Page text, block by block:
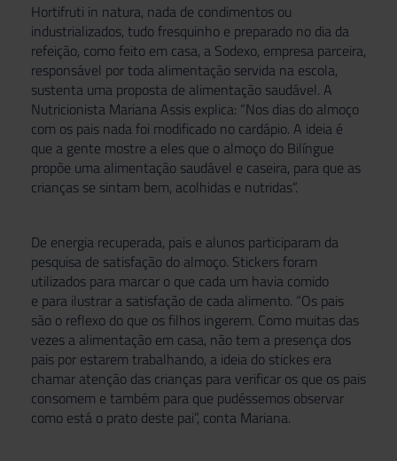
Hortifruti in natura, nada de condimentos ou
industrializados, tudo fresquinho e preparado no dia da
refeição, como feito em casa, a Sodexo, empresa parceira,
responsável por toda alimentação servida na escola,
sustenta uma proposta de alimentação saudável. A
Nutricionista Mariana Assis explica: “Nos dias do almoço
com os pais nada foi modificado no cardápio. A ideia é
que a gente mostre a eles que o almoço do Bilíngue
propõe uma alimentação saudável e caseira, para que as
crianças se sintam bem, acolhidas e nutridas”.
De energia recuperada, pais e alunos participaram da
pesquisa de satisfação do almoço. Stickers foram
utilizados para marcar o que cada um havia comido
e para ilustrar a satisfação de cada alimento. “Os pais
são o reflexo do que os filhos ingerem. Como muitas das
vezes a alimentação em casa, não tem a presença dos
pais por estarem trabalhando, a ideia do stickes era
chamar atenção das crianças para verificar os que os pais
consomem e também para que pudéssemos observar
como está o prato deste pai”, conta Mariana.